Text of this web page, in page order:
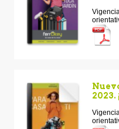
2023.